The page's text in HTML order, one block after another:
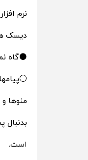
نرم
دیسک
⚫️گاه
منوها
است.